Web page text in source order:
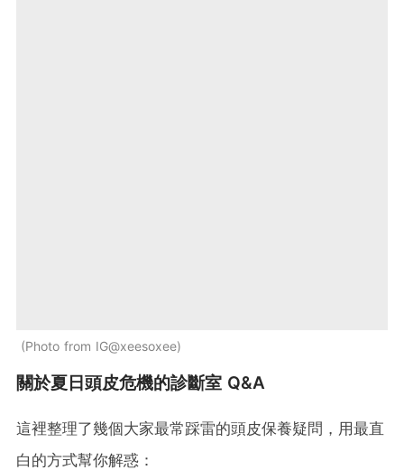
Photo from IG@xeesoxee
關於夏日頭皮危機的診斷室 Q&A
這裡整理了幾個大家最常踩雷的頭皮保養疑問，用最直
白的方式幫你解惑：